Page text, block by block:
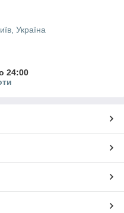
Україна
24:00